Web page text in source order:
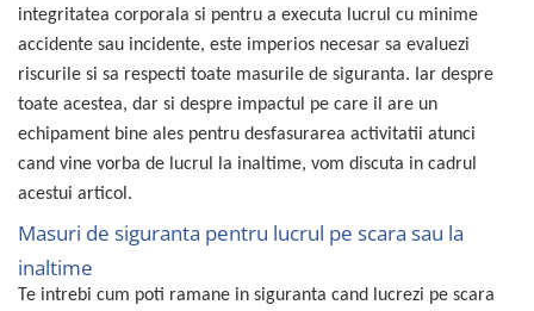
Slefuitoare
Taietoare de beton
Playere si Boxe portabile
Pompe apa si accesorii pentru
irigat si stropit
Solutii de Curatare si Intretinere
Topoare
integritatea corporala si pentru a executa lucrul cu minime
accidente sau incidente, este imperios necesar sa evaluezi
riscurile si sa respecti toate masurile de siguranta. Iar despre
toate acestea, dar si despre impactul pe care il are un
echipament bine ales pentru desfasurarea activitatii atunci
cand vine vorba de lucrul la inaltime, vom discuta in cadrul
acestui articol.
Masuri de siguranta pentru lucrul pe scara sau la
inaltime
Te intrebi cum poti ramane in siguranta cand lucrezi pe scara